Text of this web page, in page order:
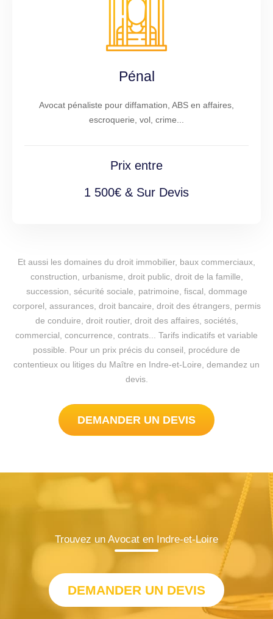
Pénal
Avocat pénaliste pour diffamation, ABS en affaires,
escroquerie, vol, crime...
Prix entre
1 500€ & Sur Devis
Et aussi les domaines du droit immobilier, baux commerciaux,
construction, urbanisme, droit public, droit de la famille,
succession, sécurité sociale, patrimoine, fiscal, dommage
corporel, assurances, droit bancaire, droit des étrangers, permis
de conduire, droit routier, droit des affaires, sociétés,
commercial, concurrence, contrats... Tarifs indicatifs et variable
possible. Pour un prix précis du conseil, procédure de
contentieux ou litiges du Maître en Indre-et-Loire, demandez un
devis.
DEMANDER UN DEVIS
Trouvez un Avocat en Indre-et-Loire
DEMANDER UN DEVIS